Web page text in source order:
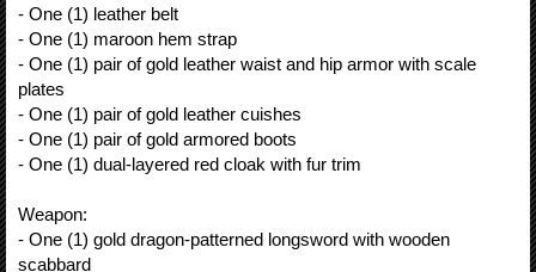
- One (1) leather belt
- One (1) maroon hem strap
- One (1) pair of gold leather waist and hip armor with scale
plates
- One (1) pair of gold leather cuishes
- One (1) pair of gold armored boots
- One (1) dual-layered red cloak with fur trim
Weapon:
- One (1) gold dragon-patterned longsword with wooden
scabbard